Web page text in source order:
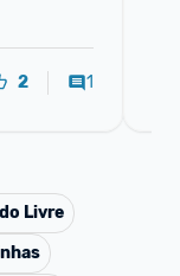
2 1
Livre